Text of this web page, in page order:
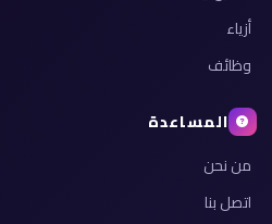
أزياء
وظائف
المساعدة
من نحن
اتصل بنا